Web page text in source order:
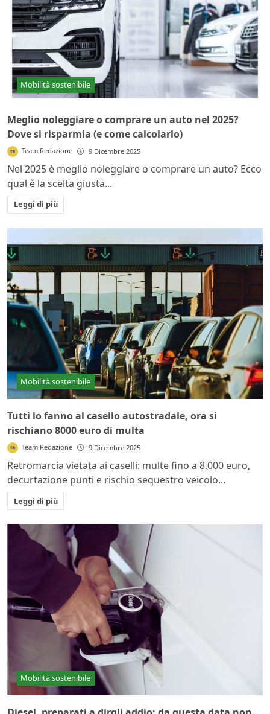
Mobilità sostenibile
Meglio noleggiare o comprare un auto nel 2025?
Dove si risparmia (e come calcolarlo)
Team Redazione 9 Dicembre 2025
Nel 2025 è meglio noleggiare o comprare un auto? Ecco
qual è la scelta giusta...
Leggi di più
Mobilità sostenibile
Tutti lo fanno al casello autostradale, ora si
rischiano 8000 euro di multa
Team Redazione 9 Dicembre 2025
Retromarcia vietata ai caselli: multe fino a 8.000 euro,
decurtazione punti e rischio sequestro veicolo...
Leggi di più
Mobilità sostenibile